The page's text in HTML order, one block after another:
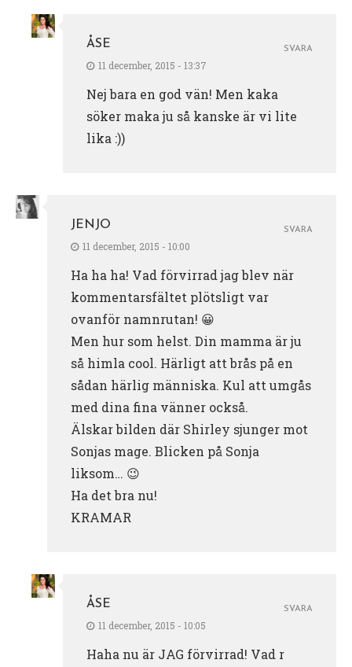
ÅSE
11 december, 2015 - 13:37
Nej bara en god vän! Men kaka
söker maka ju så kanske är vi lite
lika :))
SVARA
JENJO
11 december, 2015 - 10:00
Ha ha ha! Vad förvirrad jag blev när
kommentarsfältet plötsligt var
ovanför namnrutan! 😀
Men hur som helst. Din mamma är ju
så himla cool. Härligt att brås på en
sådan härlig människa. Kul att umgås
med dina fina vänner också.
Älskar bilden där Shirley sjunger mot
Sonjas mage. Blicken på Sonja
liksom… 😉
Ha det bra nu!
KRAMAR
SVARA
ÅSE
11 december, 2015 - 10:05
Haha nu är JAG förvirrad! Vad r
SVARA